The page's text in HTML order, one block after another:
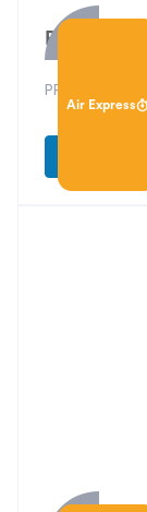
Air Express
PFU 41
PFU 41